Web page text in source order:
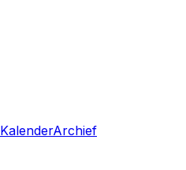
KalenderArchief